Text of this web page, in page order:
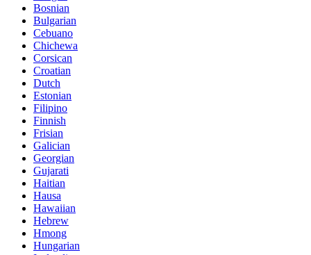
Bosnian
Bulgarian
Cebuano
Chichewa
Corsican
Croatian
Dutch
Estonian
Filipino
Finnish
Frisian
Galician
Georgian
Gujarati
Haitian
Hausa
Hawaiian
Hebrew
Hmong
Hungarian